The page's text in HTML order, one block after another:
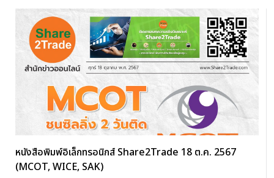
หนังสือพิมพ์อิเล็กทรอนิกส์ Share2Trade 18 ต.ค. 2567
(MCOT, WICE, SAK)